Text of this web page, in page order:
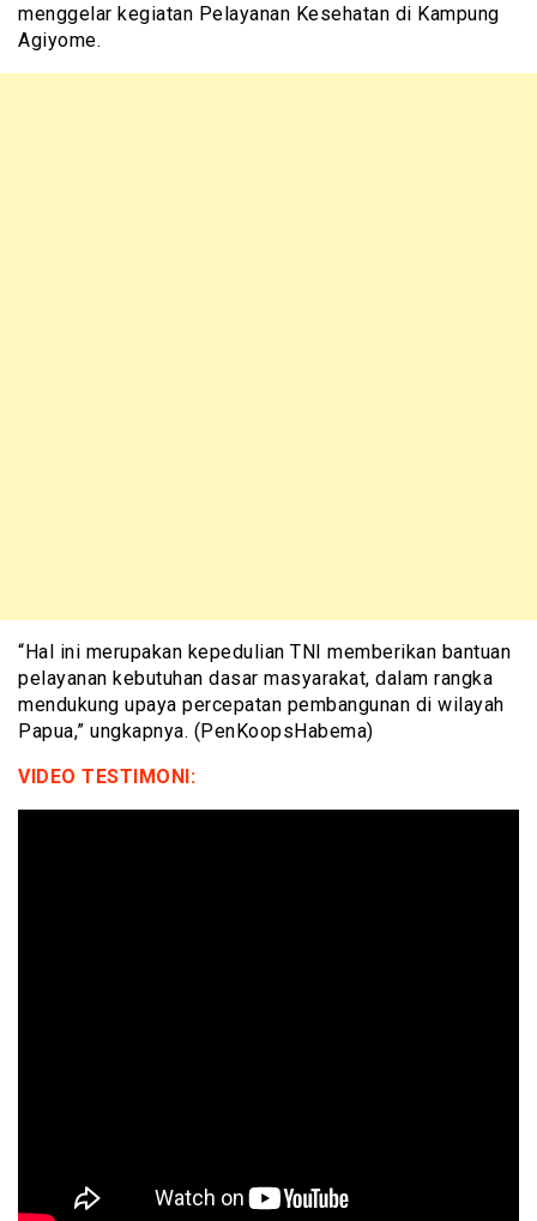
menggelar kegiatan Pelayanan Kesehatan di Kampung
Agiyome.
“Hal ini merupakan kepedulian TNI memberikan bantuan
pelayanan kebutuhan dasar masyarakat, dalam rangka
mendukung upaya percepatan pembangunan di wilayah
Papua,” ungkapnya. (PenKoopsHabema)
VIDEO TESTIMONI: